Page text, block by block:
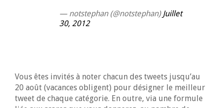
— notstephan (@notstephan) Juillet
30, 2012
Vous êtes invités à noter chacun des tweets jusqu’au
20 août (vacances obligent) pour désigner le meilleur
tweet de chaque catégorie. En outre, via une formule